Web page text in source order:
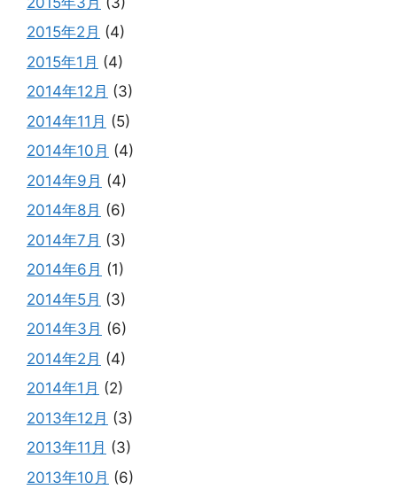
2015年2月 (4)
2015年1月 (4)
2014年12月 (3)
2014年11月 (5)
2014年10月 (4)
2014年9月 (4)
2014年8月 (6)
2014年7月 (3)
2014年6月 (1)
2014年5月 (3)
2014年3月 (6)
2014年2月 (4)
2014年1月 (2)
2013年12月 (3)
2013年11月 (3)
2013年10月 (6)